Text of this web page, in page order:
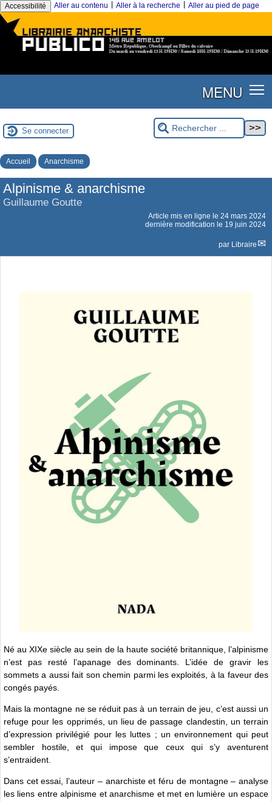
Accessibilité Aller au contenu Aller à la recherche Aller au pied de page
MENU
Se connecter
Accueil Anarchisme
Alpinisme & anarchisme
Guillaume Goutte
Article mis en ligne le 24 mars 2024
dernière modification le 19 juin 2024
par Libraire
Né au XIXe siècle au sein de la haute société britannique, l’alpinisme
n’est pas resté l’apanage des dominants. L’idée de gravir les
sommets a aussi fait son chemin parmi les exploités, à la faveur des
congés payés.
Mais la montagne ne se réduit pas à un terrain de jeu, c’est aussi un
refuge pour les opprimés, un lieu de passage clandestin, un terrain
d’expression privilégié pour les luttes ; un environnement qui peut
sembler hostile, et qui impose que ceux qui s’y aventurent
s’entraident.
Dans cet essai, l’auteur – anarchiste et féru de montagne – analyse
les liens entre alpinisme et anarchisme et met en lumière un espace